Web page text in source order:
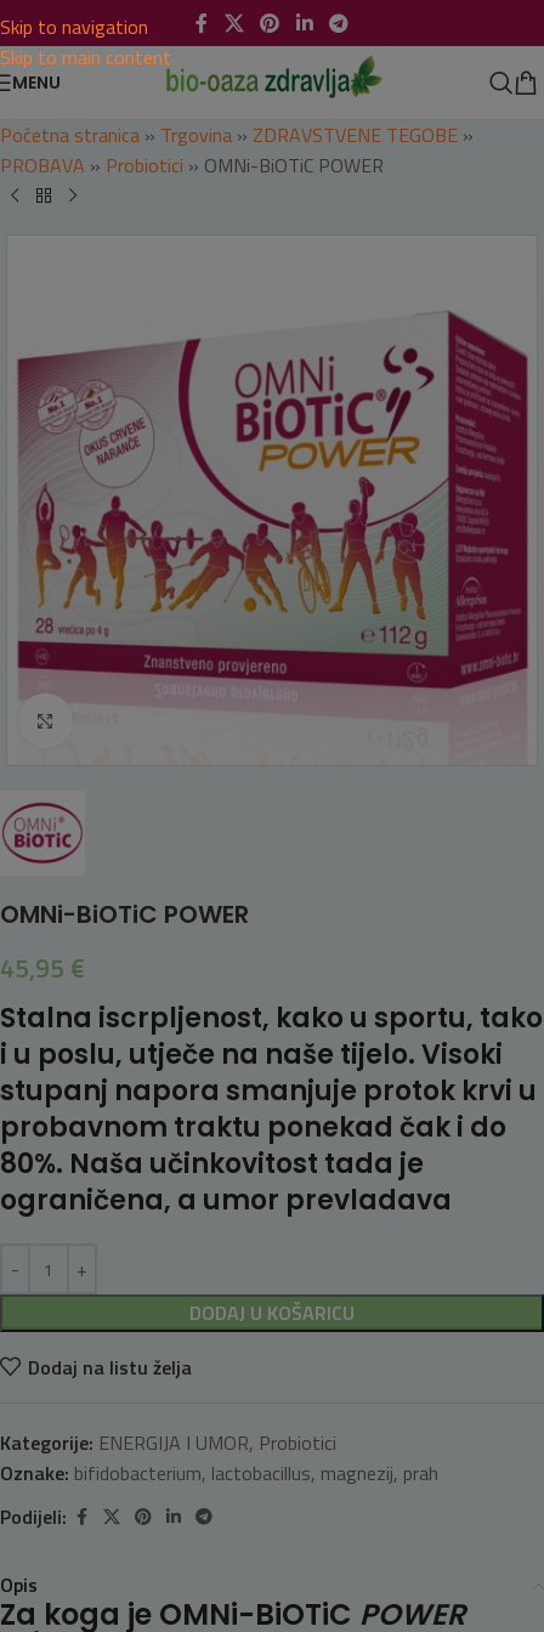
Skip to navigation
Skip to main content
MENU
Početna stranica » Trgovina » ZDRAVSTVENE TEGOBE »
PROBAVA » Probiotici » OMNi-BiOTiC POWER
OMNi-BiOTiC POWER
45,95 €
Stalna iscrpljenost, kako u sportu, tako
i u poslu, utječe na naše tijelo. Visoki
stupanj napora smanjuje protok krvi u
probavnom traktu ponekad čak i do
80%. Naša učinkovitost tada je
ograničena, a umor prevladava
DODAJ U KOŠARICU
Dodaj na listu želja
Kategorije: ENERGIJA I UMOR, Probiotici
Oznake: bifidobacterium, lactobacillus, magnezij, prah
Podijeli:
Opis
Za koga je OMNi-BiOTiC POWER